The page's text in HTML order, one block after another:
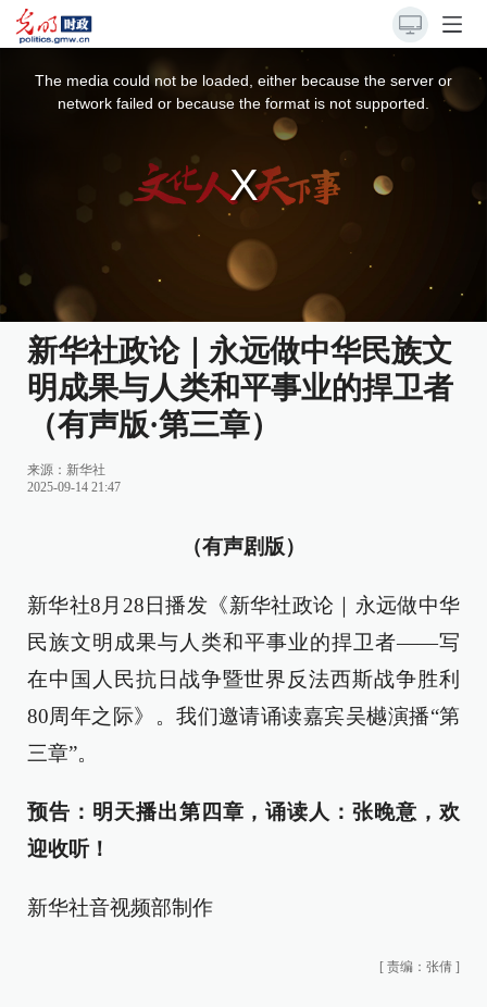
The media could not be loaded, either because the server or
network failed or because the format is not supported.
新华社政论｜永远做中华民族文
明成果与人类和平事业的捍卫者
（有声版·第三章）
来源： 新华社
2025-09-14 21:47
（有声剧版）
新华社8月28日播发《新华社政论｜永远做中华
民族文明成果与人类和平事业的捍卫者——写
在中国人民抗日战争暨世界反法西斯战争胜利
80周年之际》。我们邀请诵读嘉宾吴樾演播“第
三章”。
预告：明天播出第四章，诵读人：张晚意，欢
迎收听！
新华社音视频部制作
[ 责编：张倩 ]